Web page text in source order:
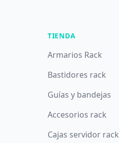
TIENDA
Armarios Rack
Bastidores rack
Guías y bandejas
Accesorios rack
Cajas servidor rack